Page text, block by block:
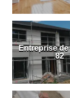
Entreprise
82